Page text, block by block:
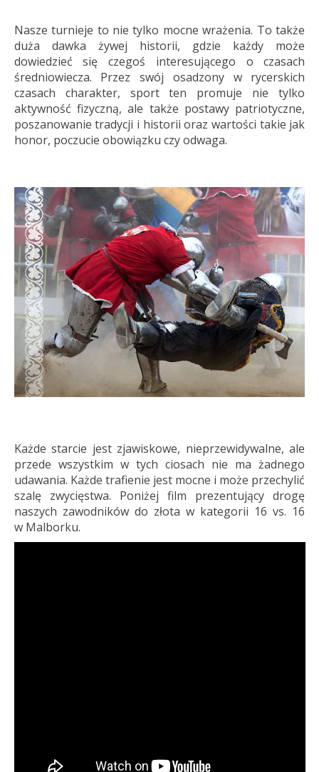
Nasze turnieje to nie tylko mocne wrażenia. To także
duża dawka żywej historii, gdzie każdy może
dowiedzieć się czegoś interesującego o czasach
średniowiecza. Przez swój osadzony w rycerskich
czasach charakter, sport ten promuje nie tylko
aktywność fizyczną, ale także postawy patriotyczne,
poszanowanie tradycji i historii oraz wartości takie jak
honor, poczucie obowiązku czy odwaga.
Każde starcie jest zjawiskowe, nieprzewidywalne, ale
przede wszystkim w tych ciosach nie ma żadnego
udawania. Każde trafienie jest mocne i może przechylić
szalę zwycięstwa. Poniżej film prezentujący drogę
naszych zawodników do złota w kategorii 16 vs. 16
w Malborku.